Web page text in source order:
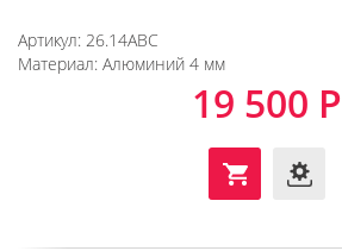
Артикул: 26.14АВС
Материал: Алюминий 4 мм
19 500 Р